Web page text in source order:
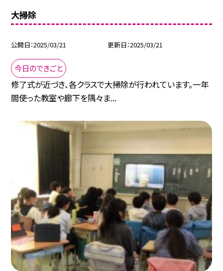
大掃除
公開日 2025/03/21 更新日 2025/03/21
今日のできごと
修了式が近づき、各クラスで大掃除が行われています。一年
間使った教室や廊下を隅々ま...